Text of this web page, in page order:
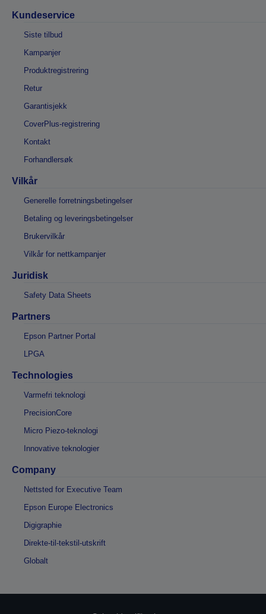
Kundeservice
Siste tilbud
Kampanjer
Produktregistrering
Retur
Garantisjekk
CoverPlus-registrering
Kontakt
Forhandlersøk
Vilkår
Generelle forretningsbetingelser
Betaling og leveringsbetingelser
Brukervilkår
Vilkår for nettkampanjer
Juridisk
Safety Data Sheets
Partners
Epson Partner Portal
LPGA
Technologies
Varmefri teknologi
PrecisionCore
Micro Piezo-teknologi
Innovative teknologier
Company
Nettsted for Executive Team
Epson Europe Electronics
Digigraphie
Direkte-til-tekstil-utskrift
Globalt